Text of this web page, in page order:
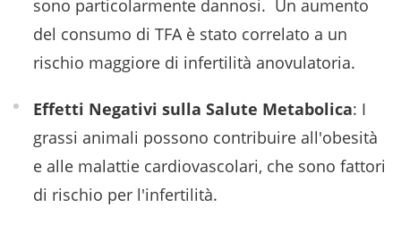
sono particolarmente dannosi. ​ Un aumento
del consumo di TFA è stato correlato a un
rischio maggiore di infertilità anovulatoria. ​
Effetti Negativi sulla Salute Metabolica: I
grassi animali possono contribuire all'obesità
e alle malattie cardiovascolari, che sono fattori
di rischio per l'infertilità.